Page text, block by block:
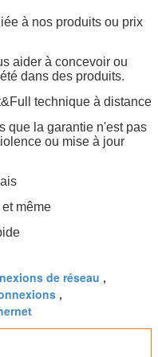
à nos produits ou prix
aider à concevoir ou
dans des produits.
technique à distance
que la garantie n'est pas
ou mise à jour
même
de réseau ,
,